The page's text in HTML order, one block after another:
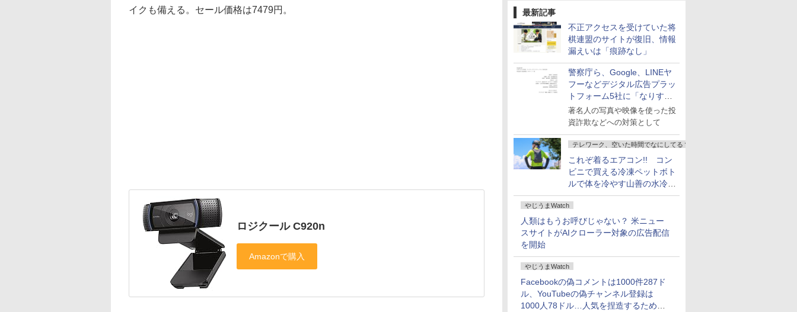
最新記事
不正アクセスを受けていた将
棋連盟のサイトが復旧、情報
漏えいは「痕跡なし」
警察庁ら、Google、LINEヤ
フーなどデジタル広告プラッ
トフォーム5社に「なりすま
し詐欺広告」対策強化を要請
著名人の写真や映像を使った投
資詐欺などへの対策として
テレワーク、空いた時間でなにしてる？
これぞ着るエアコン!! コン
ビニで買える冷凍ペットボト
ルで体を冷やす山善の水冷ベ
ストがロードバイクにちょう
どいい【ぼっち・ざ・ろー
ど！その14】
やじうまWatch
人類はもうお呼びじゃない？ 米ニュー
スサイトがAIクローラー対象の広告配信
を開始
やじうまWatch
Facebookの偽コメントは1000件287ド
ル、YouTubeの偽チャンネル登録は
1000人78ドル…人気を捏造するための
イクも備える。セール価格は7479円。
ロジクール C920n